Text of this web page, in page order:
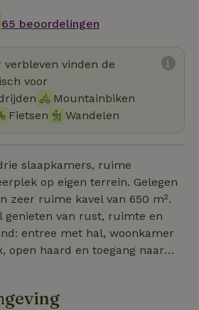
65 beoordelingen
verbleven vinden de
voor
Mountainbiken
Fietsen Wandelen
slaapkamers, ruime
op eigen terrein. Gelegen
zeer ruime kavel van 650 m².
genieten van rust, ruimte en
entree met hal, woonkamer
open haard en toegang naar
drie slaapkamers,
omgeving nabij de Duitse